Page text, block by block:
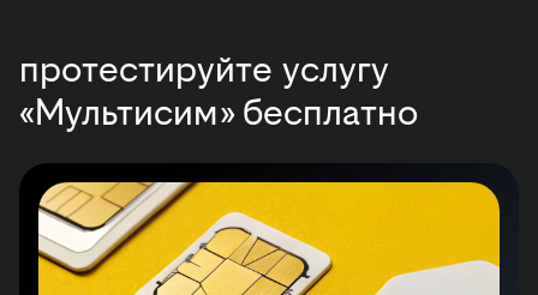
протестируйте услугу
«Мультисим» бесплатно